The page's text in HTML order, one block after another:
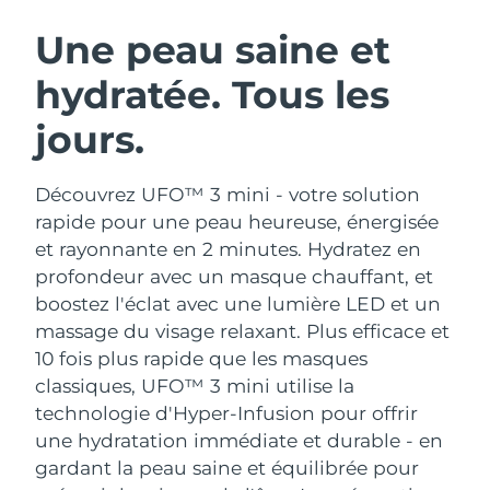
Une peau saine et
hydratée. Tous les
jours.
Découvrez UFO™ 3 mini - votre solution
rapide pour une peau heureuse, énergisée
et rayonnante en 2 minutes. Hydratez en
profondeur avec un masque chauffant, et
boostez l'éclat avec une lumière LED et un
massage du visage relaxant. Plus efficace et
10 fois plus rapide que les masques
classiques, UFO™ 3 mini utilise la
technologie d'Hyper-Infusion pour offrir
une hydratation immédiate et durable - en
gardant la peau saine et équilibrée pour
Nettoyage du visage
Anti-aging massage
LUNA™ 4 Plus
Massage, LED heating
LUNA™ 4 Men
For men, anti-aging massage
Microcurrent toning
BEAR™ 2 go
Microcurrent toning on-the-go
BEAR™ 2 eyes & lips
Microcurrent line smoothing device
Hydratation
UFO™ 3 coffret
Deep facial hydration
UFO™ 3 LED
Near-infrared and red light therapy
device
Soin bucco-dentaire
issa™ 4
Hybrid silicone sonic toothbrush
issa™ 4 plus
Smart hybrid silicone sonic toothbrush
FAQ™ TRAITEMENT ANTI-ÂGE
Anti-âge Traitements LED
NEW
Autriche Livraison estimée
Bahreïn Livraison estimée
Belgique
Bermudes Livraison estimée8/18/26
Bosnie-Herzégovine Livraison estimée
Brunei Livraison estimée 8/17/26
Bulgarie Livraison estimée8/12/26
Canada Livraison estimée
Chili Livraison estimée 8/16/26